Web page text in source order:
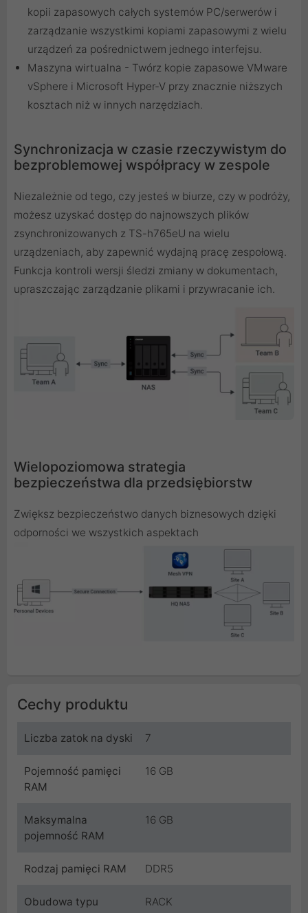
kopii zapasowych całych systemów PC/serwerów i
zarządzanie wszystkimi kopiami zapasowymi z wielu
urządzeń za pośrednictwem jednego interfejsu.
Maszyna wirtualna - Twórz kopie zapasowe VMware
vSphere i Microsoft Hyper-V przy znacznie niższych
kosztach niż w innych narzędziach.
Synchronizacja w czasie rzeczywistym do
bezproblemowej współpracy w zespole
Niezależnie od tego, czy jesteś w biurze, czy w podróży,
możesz uzyskać dostęp do najnowszych plików
zsynchronizowanych z TS-h765eU na wielu
urządzeniach, aby zapewnić wydajną pracę zespołową.
Funkcja kontroli wersji śledzi zmiany w dokumentach,
upraszczając zarządzanie plikami i przywracanie ich.
Wielopoziomowa strategia
bezpieczeństwa dla przedsiębiorstw
Zwiększ bezpieczeństwo danych biznesowych dzięki
odporności we wszystkich aspektach
Cechy produktu
Liczba zatok na dyski 7
Pojemność pamięci
RAM
16 GB
Maksymalna
pojemność RAM
16 GB
Rodzaj pamięci RAM DDR5
Obudowa typu RACK